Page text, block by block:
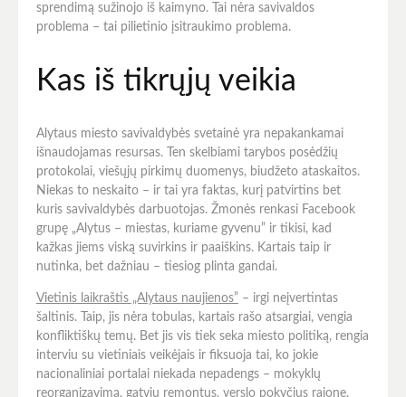
sprendimą sužinojo iš kaimyno. Tai nėra savivaldos
problema – tai pilietinio įsitraukimo problema.
Kas iš tikrųjų veikia
Alytaus miesto savivaldybės svetainė yra nepakankamai
išnaudojamas resursas. Ten skelbiami tarybos posėdžių
protokolai, viešųjų pirkimų duomenys, biudžeto ataskaitos.
Niekas to neskaito – ir tai yra faktas, kurį patvirtins bet
kuris savivaldybės darbuotojas. Žmonės renkasi Facebook
grupę „Alytus – miestas, kuriame gyvenu” ir tikisi, kad
kažkas jiems viską suvirkins ir paaiškins. Kartais taip ir
nutinka, bet dažniau – tiesiog plinta gandai.
Vietinis laikraštis „Alytaus naujienos” – irgi neįvertintas
šaltinis. Taip, jis nėra tobulas, kartais rašo atsargiai, vengia
konfliktiškų temų. Bet jis vis tiek seka miesto politiką, rengia
interviu su vietiniais veikėjais ir fiksuoja tai, ko jokie
nacionaliniai portalai niekada nepadengs – mokyklų
reorganizavimą, gatvių remontus, verslo pokyčius rajone.